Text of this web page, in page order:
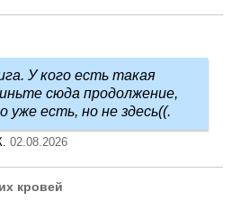
У кого есть такая
сюда продолжение,
уже есть, но не здесь((.
02.08.2026
кровей